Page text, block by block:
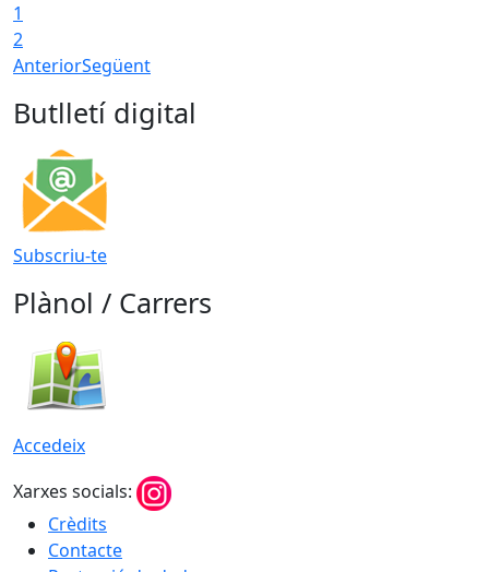
1
2
AnteriorSegüent
Butlletí digital
Subscriu-te
Plànol / Carrers
Accedeix
Xarxes socials:
Crèdits
Contacte